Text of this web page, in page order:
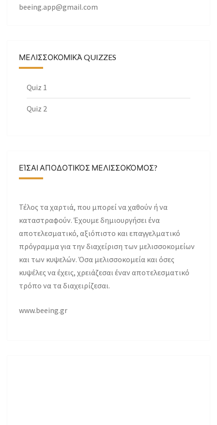
beeing.app@gmail.com
ΜΕΛΙΣΣΟΚΟΜΙΚΆ QUIZZES
Quiz 1
Quiz 2
ΕΊΣΑΙ ΑΠΟΔΟΤΙΚΌΣ ΜΕΛΙΣΣΟΚΌΜΟΣ?
Τέλος τα χαρτιά, που μπορεί να χαθούν ή να
καταστραφούν. Έχουμε δημιουργήσει ένα
αποτελεσματικό, αξιόπιστο και επαγγελματικό
πρόγραμμα για την διαχείριση των μελισσοκομείων
και των κυψελών. Όσα μελισσοκομεία και όσες
κυψέλες να έχεις, χρειάζεσαι έναν αποτελεσματικό
τρόπο να τα διαχειρίζεσαι.
www.beeing.gr